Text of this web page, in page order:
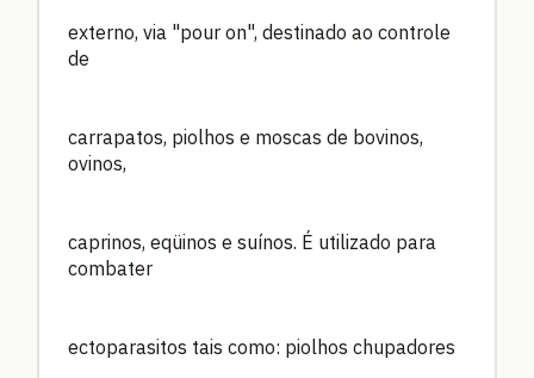
externo, via "pour on", destinado ao controle
de
carrapatos, piolhos e moscas de bovinos,
ovinos,
caprinos, eqüinos e suínos. É utilizado para
combater
ectoparasitos tais como: piolhos chupadores